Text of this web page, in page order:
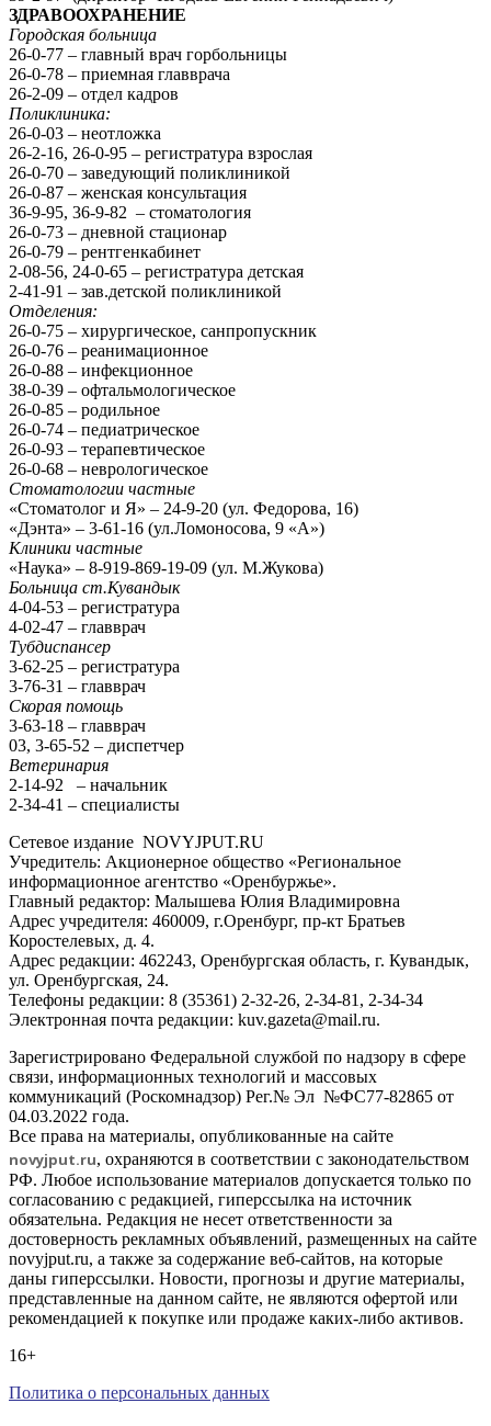
ЗДРАВООХРАНЕНИЕ
Городская больница
26-0-77 – главный врач горбольницы
26-0-78 – приемная главврача
26-2-09 – отдел кадров
Поликлиника:
26-0-03 – неотложка
26-2-16, 26-0-95 – регистратура взрослая
26-0-70 – заведующий поликлиникой
26-0-87 – женская консультация
36-9-95, 36-9-82 – стоматология
26-0-73 – дневной стационар
26-0-79 – рентгенкабинет
2-08-56, 24-0-65 – регистратура детская
2-41-91 – зав.детской поликлиникой
Отделения:
26-0-75 – хирургическое, санпропускник
26-0-76 – реанимационное
26-0-88 – инфекционное
38-0-39 – офтальмологическое
26-0-85 – родильное
26-0-74 – педиатрическое
26-0-93 – терапевтическое
26-0-68 – неврологическое
Стоматологии частные
«Стоматолог и Я» – 24-9-20 (ул. Федорова, 16)
«Дэнта» – 3-61-16 (ул.Ломоносова, 9 «А»)
Клиники частные
«Наука» – 8-919-869-19-09 (ул. М.Жукова)
Больница ст.Кувандык
4-04-53 – регистратура
4-02-47 – главврач
Тубдиспансер
3-62-25 – регистратура
3-76-31 – главврач
Скорая помощь
3-63-18 – главврач
03, 3-65-52 – диспетчер
Ветеринария
2-14-92 – начальник
2-34-41 – специалисты
Сетевое издание NOVYJPUT.RU
Учредитель: Акционерное общество «Региональное
информационное агентство «Оренбуржье».
Главный редактор: Малышева Юлия Владимировна
Адрес учредителя: 460009, г.Оренбург, пр-кт Братьев
Коростелевых, д. 4.
Адрес редакции: 462243, Оренбургская область, г. Кувандык,
ул. Оренбургская, 24.
Телефоны редакции: 8 (35361) 2-32-26, 2-34-81, 2-34-34
Электронная почта редакции: kuv.gazeta@mail.ru.
Зарегистрировано Федеральной службой по надзору в сфере
связи, информационных технологий и массовых
коммуникаций (Роскомнадзор) Рег.№ Эл №ФС77-82865 от
04.03.2022 года.
Все права на материалы, опубликованные на сайте
novyjput.ru, охраняются в соответствии с законодательством
РФ. Любое использование материалов допускается только по
согласованию с редакцией, гиперссылка на источник
обязательна. Редакция не несет ответственности за
достоверность рекламных объявлений, размещенных на сайте
novyjput.ru, а также за содержание веб-сайтов, на которые
даны гиперссылки. Новости, прогнозы и другие материалы,
представленные на данном сайте, не являются офертой или
рекомендацией к покупке или продаже каких-либо активов.
16+
Политика о персональных данных